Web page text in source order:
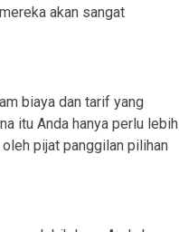
akan sangat
biaya dan tarif yang
itu Anda hanya perlu lebih
pijat panggilan pilihan